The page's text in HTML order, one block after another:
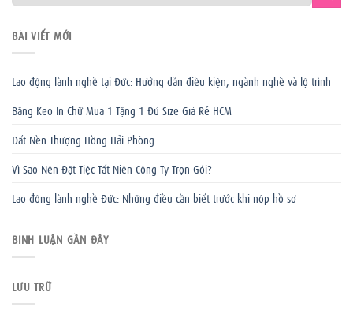
BÀI VIẾT MỚI
Lao động lành nghề tại Đức: Hướng dẫn điều kiện, ngành nghề và lộ trình
Băng Keo In Chữ Mua 1 Tặng 1 Đủ Size Giá Rẻ HCM
Đất Nền Thượng Hồng Hải Phòng
Vì Sao Nên Đặt Tiệc Tất Niên Công Ty Trọn Gói?
Lao động lành nghề Đức: Những điều cần biết trước khi nộp hồ sơ
BÌNH LUẬN GẦN ĐÂY
LƯU TRỮ